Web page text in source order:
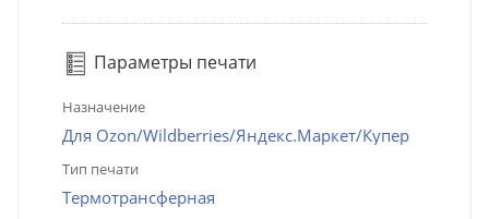
Параметры печати
Назначение
Для Ozon/Wildberries/Яндекс.Маркет/Купер
Тип печати
Термотрансферная